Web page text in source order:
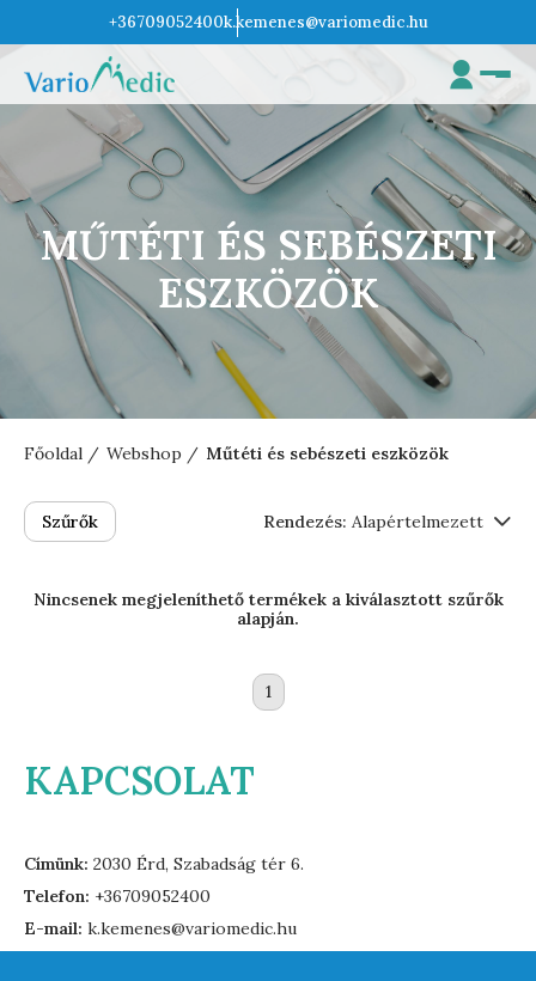
+36709052400k.kemenes@variomedic.hu
MŰTÉTI ÉS SEBÉSZETI
ESZKÖZÖK
Főoldal Webshop Műtéti és sebészeti eszközök
Szűrők Rendezés: Alapértelmezett
Nincsenek megjeleníthető termékek a kiválasztott szűrők
alapján.
1
KAPCSOLAT
Címünk: 2030 Érd, Szabadság tér 6.
Telefon: +36709052400
E-mail: k.kemenes@variomedic.hu